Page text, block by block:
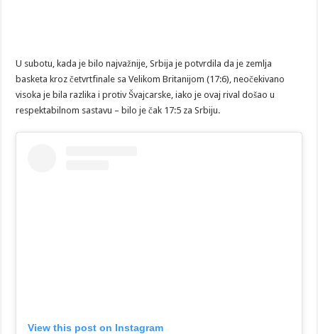
U subotu, kada je bilo najvažnije, Srbija je potvrdila da je zemlja
basketa kroz četvrtfinale sa Velikom Britanijom (17:6), neočekivano
visoka je bila razlika i protiv Švajcarske, iako je ovaj rival došao u
respektabilnom sastavu – bilo je čak 17:5 za Srbiju.
View this post on Instagram